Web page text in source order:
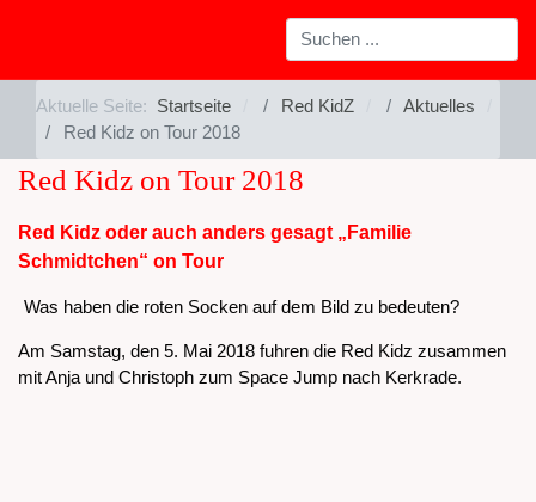
Aktuelle Seite: Startseite Red KidZ
Aktuelles
Red Kidz on Tour 2018
Red Kidz on Tour 2018
Red Kidz oder auch anders gesagt „Familie
Schmidtchen“ on Tour
Was haben die roten Socken auf dem Bild zu bedeuten?
Am Samstag, den 5. Mai 2018 fuhren die Red Kidz zusammen
mit Anja und Christoph zum Space Jump nach Kerkrade.